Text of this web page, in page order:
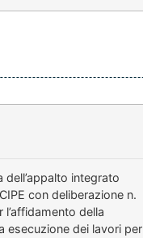
integrato
con deliberazione n.
della
esecuzione dei lavori per